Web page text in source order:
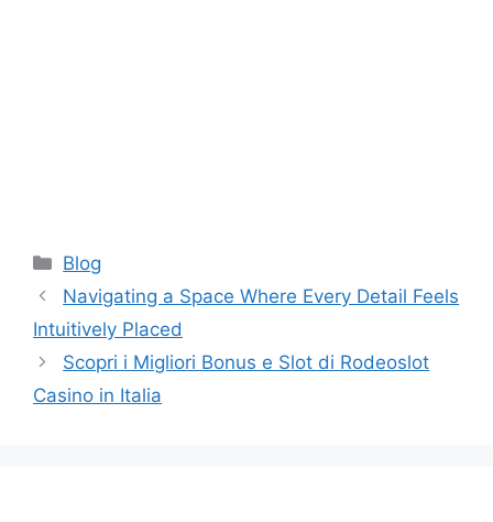
Categories
Blog
Navigating a Space Where Every Detail Feels
Intuitively Placed
Scopri i Migliori Bonus e Slot di Rodeoslot
Casino in Italia